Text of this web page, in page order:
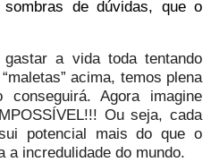
de dúvidas, que o
a vida toda tentando
acima, temos plena
Agora imagine
Ou seja, cada
potencial mais do que o
a incredulidade do mundo.